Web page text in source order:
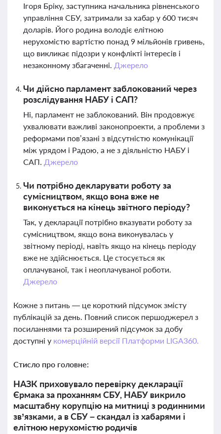
Ігоря Бріку, заступника начальника рівненського
управління СБУ, затримали за хабар у 600 тисяч
доларів. Його родина володіє елітною
нерухомістю вартістю понад 9 мільйонів гривень,
що викликає підозри у конфлікті інтересів і
незаконному збагаченні. Джерело
Чи дійсно парламент заблокований через
розслідування НАБУ і САП?
Ні, парламент не заблокований. Він продовжує
ухвалювати важливі законопроекти, а проблеми з
реформами пов’язані з відсутністю комунікації
між урядом і Радою, а не з діяльністю НАБУ і
САП. Джерело
Чи потрібно декларувати роботу за
сумісництвом, якщо вона вже не
виконується на кінець звітного періоду?
Так, у декларації потрібно вказувати роботу за
сумісництвом, якщо вона виконувалась у
звітному періоді, навіть якщо на кінець періоду
вже не здійснюється. Це стосується як
оплачуваної, так і неоплачуваної роботи.
Джерело
Кожне з питань — це короткий підсумок змісту
публікацій за день. Повний список першоджерел з
посиланнями та розширений підсумок за добу
доступні у комерційній версії Платформи LIGA360.
Стисло про головне:
НАЗК приховувало перевірку декларації
Єрмака за проханням СБУ, НАБУ викрило
масштабну корупцію на митниці з родинними
зв’язками, а в СБУ – скандал із хабарями і
елітною нерухомістю родичів